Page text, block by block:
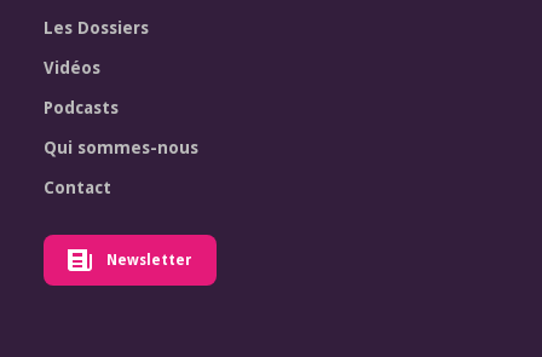
Les Dossiers
Vidéos
Podcasts
Qui sommes-nous
Contact
Newsletter